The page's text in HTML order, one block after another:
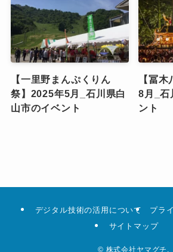
【一里野まんぷくりん
祭】2025年5月_石川県白
山市のイベント
【冨
8月_石
ント
デジタル技術の活用について
プラ
サイトマップ
© 株式会社ヤマグチ.